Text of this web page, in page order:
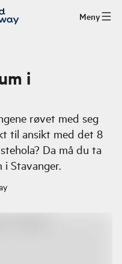
Meny
i
røvet med seg
til ansikt med det 8
Da må du ta
Stavanger.